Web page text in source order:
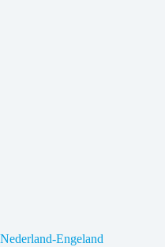
Nederland-Engeland